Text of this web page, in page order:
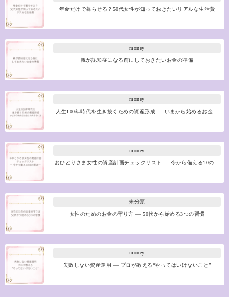
年金だけで暮らせる？50代女性が知っておきたいリアルな生活費
money
親が認知症になる前にしておきたいお金の準備
money
人生100年時代を生き抜くための資産形成 ― いまから始めるお金…
money
おひとりさま女性の資産計画チェックリスト ― 今から備える10の…
未分類
女性のためのお金の守り方 ― 50代から始める3つの習慣
money
失敗しない資産運用 ― プロが教える“やってはいけないこと”